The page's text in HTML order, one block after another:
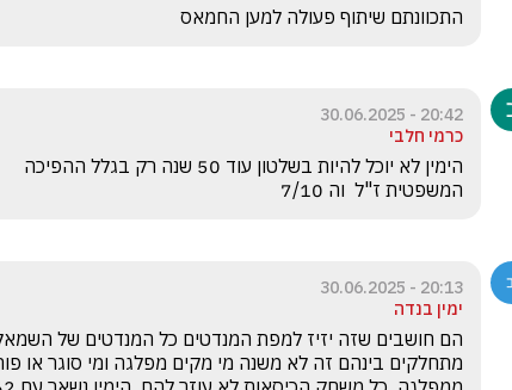
התכוונתם שיתוף פעולה למען החמאס
20:42 - 30.06.2025
כרמי חלבי
המשפטית ז"ל  וה 7/10
20:13 - 30.06.2025
ימין בנדה